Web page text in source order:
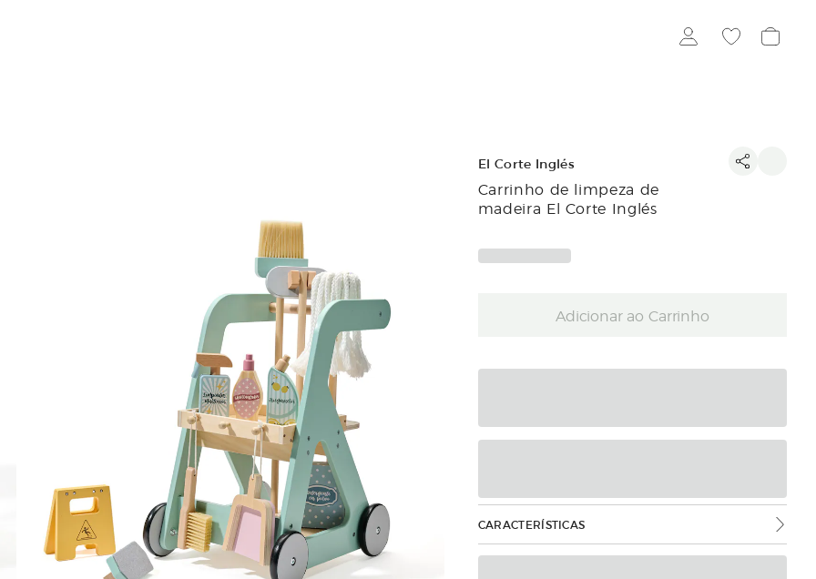
El Corte Inglés
Carrinho de limpeza de
madeira El Corte Inglés
Adicionar ao Carrinho
CARACTERÍSTICAS